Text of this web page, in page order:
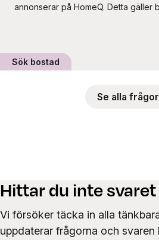
Sök bostad
annonserar på HomeQ. Detta gäller
Om du […]
Se alla frågor
Hittar du inte
Vi försöker täcka in alla
uppdaterar frågorna och